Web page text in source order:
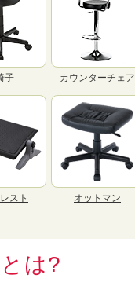
子 カウンターチェア
スト オットマン
は?